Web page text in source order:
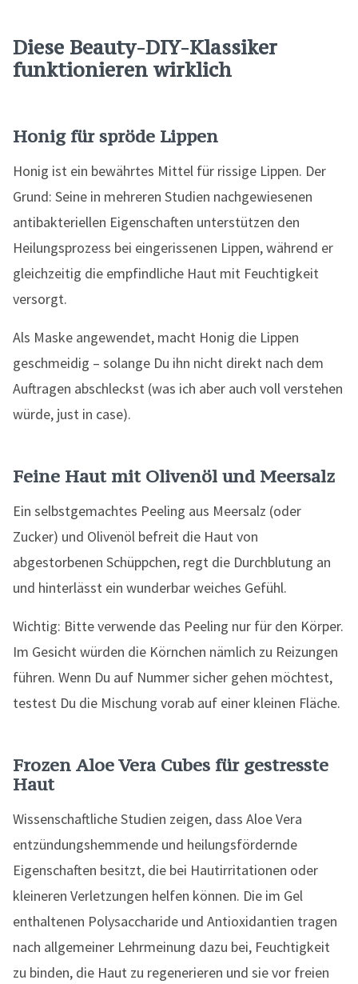
Diese Beauty-DIY-Klassiker
funktionieren wirklich
Honig für spröde Lippen
Honig ist ein bewährtes Mittel für rissige Lippen. Der
Grund: Seine in mehreren Studien nachgewiesenen
antibakteriellen Eigenschaften unterstützen den
Heilungsprozess bei eingerissenen Lippen, während er
gleichzeitig die empfindliche Haut mit Feuchtigkeit
versorgt.
Als Maske angewendet, macht Honig die Lippen
geschmeidig – solange Du ihn nicht direkt nach dem
Auftragen abschleckst (was ich aber auch voll verstehen
würde, just in case).
Feine Haut mit Olivenöl und Meersalz
Ein selbstgemachtes Peeling aus Meersalz (oder
Zucker) und Olivenöl befreit die Haut von
abgestorbenen Schüppchen, regt die Durchblutung an
und hinterlässt ein wunderbar weiches Gefühl.
Wichtig: Bitte verwende das Peeling nur für den Körper.
Im Gesicht würden die Körnchen nämlich zu Reizungen
führen. Wenn Du auf Nummer sicher gehen möchtest,
testest Du die Mischung vorab auf einer kleinen Fläche.
Frozen Aloe Vera Cubes für gestresste
Haut
Wissenschaftliche Studien zeigen, dass Aloe Vera
entzündungshemmende und heilungsfördernde
Eigenschaften besitzt, die bei Hautirritationen oder
kleineren Verletzungen helfen können. Die im Gel
enthaltenen Polysaccharide und Antioxidantien tragen
nach allgemeiner Lehrmeinung dazu bei, Feuchtigkeit
zu binden, die Haut zu regenerieren und sie vor freien